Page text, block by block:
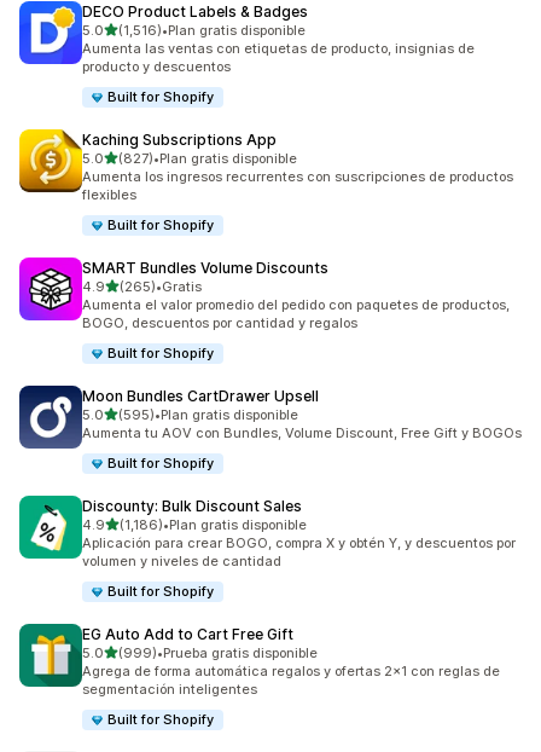
DECO Product Labels & Badges
5.0de 5 estrellas
(1,516)
1516 reseñas en total
•Plan gratis disponible
Aumenta las ventas con etiquetas de producto, insignias de
producto y descuentos
Built for Shopify
Kaching Subscriptions App
5.0de 5 estrellas
(827)
827 reseñas en total
•Plan gratis disponible
Aumenta los ingresos recurrentes con suscripciones de productos
flexibles
Built for Shopify
SMART Bundles Volume Discounts
4.9de 5 estrellas
(265)
265 reseñas en total
•Gratis
Aumenta el valor promedio del pedido con paquetes de productos,
BOGO, descuentos por cantidad y regalos
Built for Shopify
Moon Bundles CartDrawer Upsell
5.0de 5 estrellas
(595)
595 reseñas en total
•Plan gratis disponible
Aumenta tu AOV con Bundles, Volume Discount, Free Gift y BOGOs
Built for Shopify
Discounty: Bulk Discount Sales
4.9de 5 estrellas
(1,186)
1186 reseñas en total
•Plan gratis disponible
Aplicación para crear BOGO, compra X y obtén Y, y descuentos por
volumen y niveles de cantidad
Built for Shopify
EG Auto Add to Cart Free Gift
5.0de 5 estrellas
(999)
999 reseñas en total
•Prueba gratis disponible
Agrega de forma automática regalos y ofertas 2x1 con reglas de
segmentación inteligentes
Built for Shopify